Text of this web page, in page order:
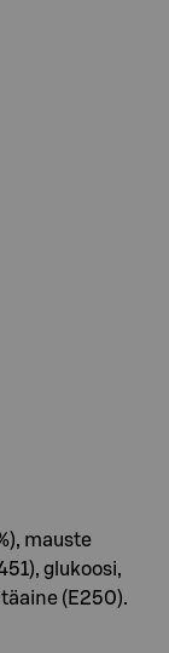
mauste
glukoosi,
(E250).